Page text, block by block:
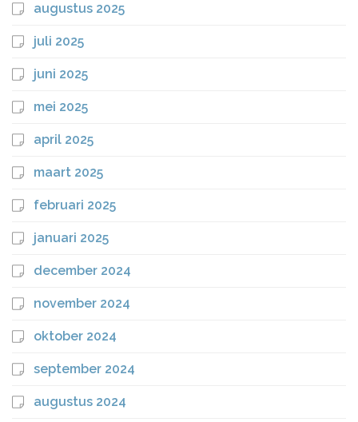
augustus 2025
juli 2025
juni 2025
mei 2025
april 2025
maart 2025
februari 2025
januari 2025
december 2024
november 2024
oktober 2024
september 2024
augustus 2024